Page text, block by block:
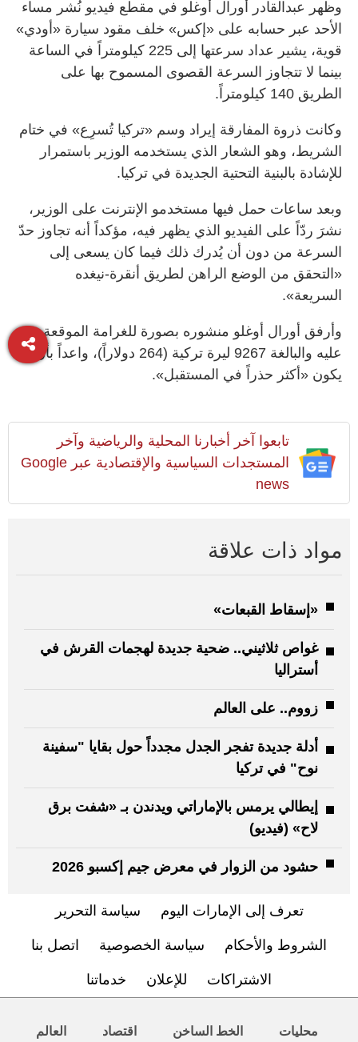
وظهر عبدالقادر أورال أوغلو في مقطع فيديو نُشر مساء
الأحد عبر حسابه على «إكس» خلف مقود سيارة «أودي»
قوية، يشير عداد سرعتها إلى 225 كيلومتراً في الساعة
بينما لا تتجاوز السرعة القصوى المسموح بها على
الطريق 140 كيلومتراً.
وكانت ذروة المفارقة إيراد وسم «تركيا تُسرِع» في ختام
الشريط، وهو الشعار الذي يستخدمه الوزير باستمرار
للإشادة بالبنية التحتية الجديدة في تركيا.
وبعد ساعات حمل فيها مستخدمو الإنترنت على الوزير،
نشرَ ردّاً على الفيديو الذي يظهر فيه، مؤكداً أنه تجاوز حدّ
السرعة من دون أن يُدرك ذلك فيما كان يسعى إلى
«التحقق من الوضع الراهن لطريق أنقرة-نيغده
السريعة».
وأرفق أورال أوغلو منشوره بصورة للغرامة الموقعة
عليه والبالغة 9267 ليرة تركية (264 دولاراً)، واعداً بأن
يكون «أكثر حذراً في المستقبل».
تابعوا آخر أخبارنا المحلية والرياضية وآخر
المستجدات السياسية والإقتصادية عبر Google
news
مواد ذات علاقة
«إسقاط القبعات»
غواص ثلاثيني.. ضحية جديدة لهجمات القرش في
أستراليا
زووم.. على العالم
أدلة جديدة تفجر الجدل مجدداً حول بقايا "سفينة
نوح" في تركيا
إيطالي يرمس بالإماراتي ويدندن بـ «شفت برق
لاح» (فيديو)
حشود من الزوار في معرض جيم إكسبو 2026
تعرف إلى الإمارات اليوم سياسة التحرير
الشروط والأحكام سياسة الخصوصية اتصل بنا
الاشتراكات للإعلان خدماتنا
محليات الخط الساخن اقتصاد العالم